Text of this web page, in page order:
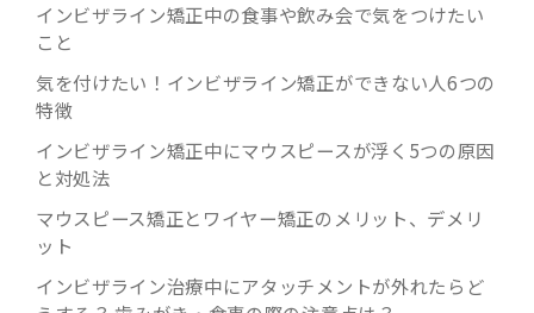
インビザライン矯正中の食事や飲み会で気をつけたい
こと
気を付けたい！インビザライン矯正ができない人6つの
特徴
インビザライン矯正中にマウスピースが浮く5つの原因
と対処法
マウスピース矯正とワイヤー矯正のメリット、デメリ
ット
インビザライン治療中にアタッチメントが外れたらど